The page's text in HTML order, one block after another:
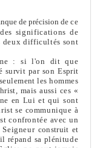
de précision de ce
significations de
deux difficultés sont
: si l'on dit que
survit par son Esprit
ment les hommes
mais aussi ces «
en Lui et qui sont
se communique à
confrontée avec un
construit et
répand sa pléni­tude